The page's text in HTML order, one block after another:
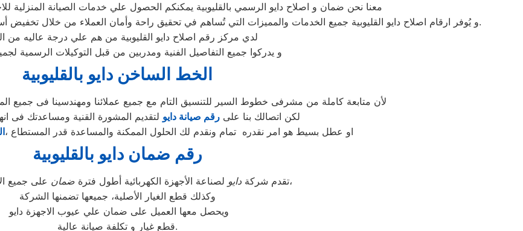
معنا نحن ضمان و اصلاح دايو الرسمي بالقليوبية يمكنكم الحصول علي خدمات الصيانة المنزلية
و يُوفر ارقام اصلاح دايو القليوبية جميع الخدمات والمميزات التي تُساهم في تحقيق راحة وأمان العملاء من خلال تخفيض أسعار تلك الخدمات والبُعد التام عن التكاليف المالية باهظة الثمن.
لدي مركز رقم اصلاح دايو القليوبية من هم علي درجة عاليه من
و يدركوا جميع التفاصيل الفنية ومدربين من قبل التوكيلات الرسمية
الخط الساخن دايو بالقليوبية
لأن متابعة كاملة من مشرفى خطوط السير للتنسيق التام مع جميع عملائنا ومهندسينا فى جميع
لكن اتصالك بنا على رقم صيانة دايو لتقديم المشورة القنية ومساعدتك فى
او عطل بسيط هو امر نقدره تمام ونقدم لك الحلول الممكنة والمساعدة قدر المستطاع ،
رقم ضمان دايو بالقليوبية
تقدم شركةدايو لصناعة الأجهزة الكهربائية أطول فترةضمان
على جميع الأجهزة المنزلية،
وكذلك قطع الغيار الأصلية، جميعها تضمنها الشركة
ويحصل معها العميل على ضمان علي عيوب الاجهزة دايو
قطع غيار و تكلفة صيانة عالية.